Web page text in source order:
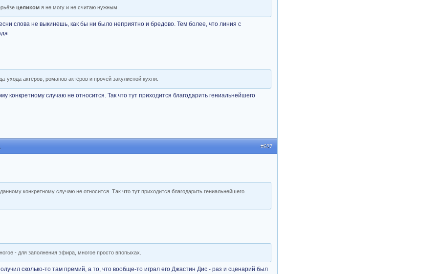
целиком я не могу и не считаю нужным.
слова не выкинешь, как бы ни было неприятно и бредово. Тем более, что линия с
ухода актёров, романов актёров и прочей закулисной кухни.
конкретному случаю не относится. Так что тут приходится благодарить гениальнейшего
#627
конкретному случаю не относится. Так что тут приходится благодарить гениальнейшего
- для заполнения эфира, многое просто впопыхах.
сколько-то там премий, а то, что вообще-то играл его Джастин Дис - раз и сценарий был